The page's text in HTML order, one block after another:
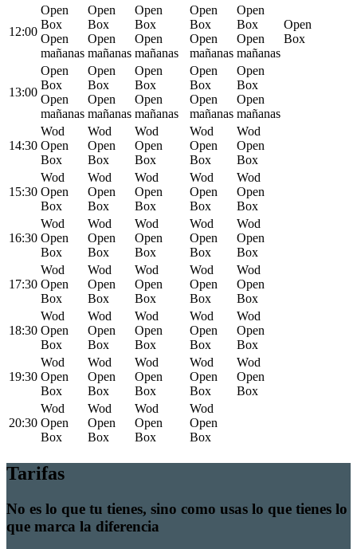
12:00
Open
Box
Open
mañanas
Open
Box
Open
mañanas
Open
Box
Open
mañanas
Open
Box
Open
mañanas
Open
Box
Open
mañanas
Open
Box
13:00
Open
Box
Open
mañanas
Open
Box
Open
mañanas
Open
Box
Open
mañanas
Open
Box
Open
mañanas
Open
Box
Open
mañanas
14:30
Wod
Open
Box
Wod
Open
Box
Wod
Open
Box
Wod
Open
Box
Wod
Open
Box
15:30
Wod
Open
Box
Wod
Open
Box
Wod
Open
Box
Wod
Open
Box
Wod
Open
Box
16:30
Wod
Open
Box
Wod
Open
Box
Wod
Open
Box
Wod
Open
Box
Wod
Open
Box
17:30
Wod
Open
Box
Wod
Open
Box
Wod
Open
Box
Wod
Open
Box
Wod
Open
Box
18:30
Wod
Open
Box
Wod
Open
Box
Wod
Open
Box
Wod
Open
Box
Wod
Open
Box
19:30
Wod
Open
Box
Wod
Open
Box
Wod
Open
Box
Wod
Open
Box
Wod
Open
Box
20:30
Wod
Open
Box
Wod
Open
Box
Wod
Open
Box
Wod
Open
Box
Tarifas
No es lo que tu tienes, sino como usas lo que tienes lo
que marca la diferencia